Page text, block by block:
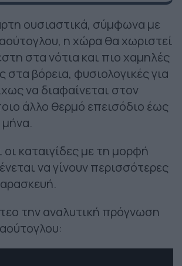
ουσιαστικά, σύμφωνα με
η χώρα θα χωριστεί
στα νότια και πιο χαμηλές
στα βόρεια, φυσιολογικές για
να διαφαίνεται στον
άλλο θερμό επεισόδιο έως
μήνα.
οι καταιγίδες με τη μορφή
να γίνουν περισσότερες
την αναλυτική πρόγνωση